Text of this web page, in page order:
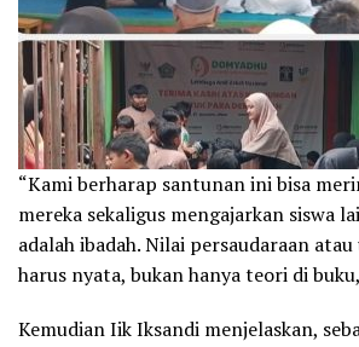
“Kami berharap santunan ini bisa
mereka sekaligus mengajarkan siswa
adalah ibadah. Nilai persaudaraan
harus nyata, bukan hanya teori di
Kemudian Iik Iksandi menjelaskan,